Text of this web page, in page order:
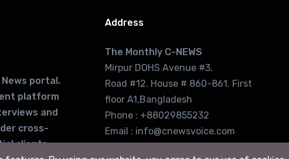
portal.
platform
and
cross-
clients
Address
The Monthly C-NEWS
Mirpur DOHS Avenue #3.
Road #12. House # 860-861. First
floor A1,Bangladesh
Phone : +88029855232
Email : info@cnewsvoice.com